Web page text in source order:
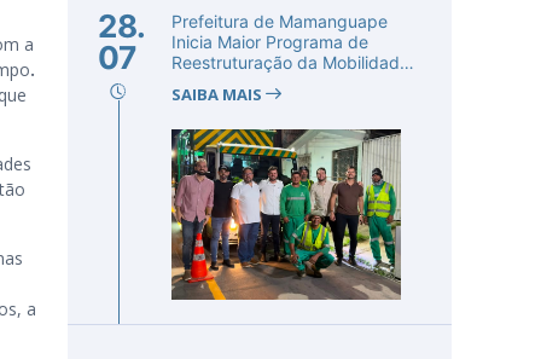
a
.
a
28.
07
Prefeitura de Mamanguape
Inicia Maior Programa de
Reestruturação da Mobilidade
SAIBA MAIS